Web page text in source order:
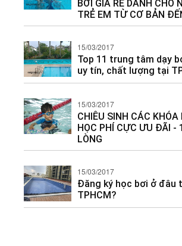
BƠI GIÁ RẺ DÀNH CHO
TRẺ EM TỪ CƠ BẢN
15/03/2017
Top 11 trung tâm dạy
uy tín, chất lượng tại
15/03/2017
CHIÊU SINH CÁC KHÓA
HỌC PHÍ CỰC ƯU ĐÃI -
LÒNG
15/03/2017
Đăng ký học bơi ở đâu
TPHCM?